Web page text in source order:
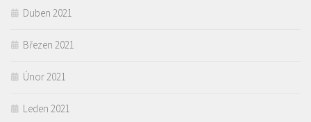
Duben 2021
Březen 2021
Únor 2021
Leden 2021